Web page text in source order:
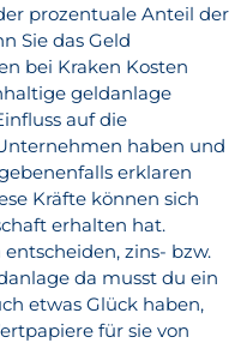
prozentuale Anteil der
Sie das Geld
bei Kraken Kosten
geldanlage
auf die
haben und
erklaren
Kräfte können sich
erhalten hat.
zins- bzw.
da musst du ein
etwas Glück haben,
für sie von